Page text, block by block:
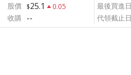
股價
25.1
0.05
收購 --
最後買進日
代領截止日